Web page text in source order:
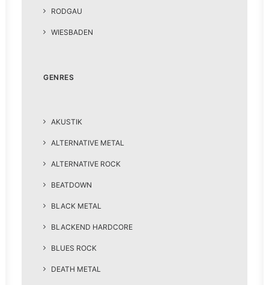
RODGAU
WIESBADEN
GENRES
AKUSTIK
ALTERNATIVE METAL
ALTERNATIVE ROCK
BEATDOWN
BLACK METAL
BLACKEND HARDCORE
BLUES ROCK
DEATH METAL